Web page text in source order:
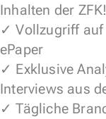
Inhalten der ZFK!
✓ Vollzugriff auf
ePaper
✓ Exklusive
Interviews aus
✓ Tägliche